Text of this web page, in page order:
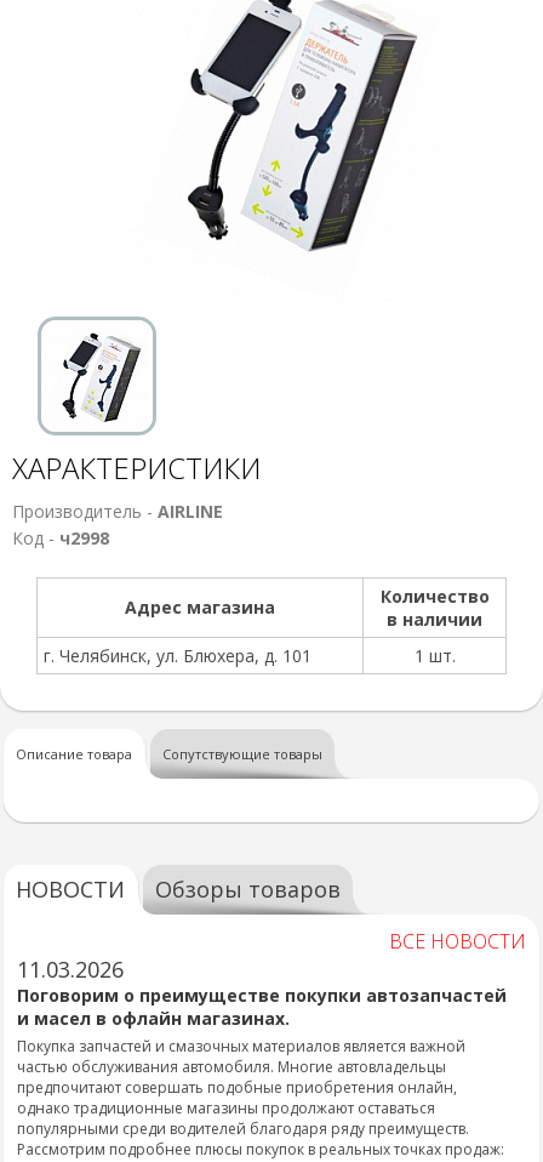
ХАРАКТЕРИСТИКИ
Производитель - AIRLINE
Код - ч2998
Адрес магазина
Количество
в наличии
г. Челябинск, ул. Блюхера, д. 101
1 шт.
Описание товара Сопутствующие товары
НОВОСТИ Обзоры товаров
ВСЕ НОВОСТИ
11.03.2026
Поговорим о преимуществе покупки автозапчастей
и масел в офлайн магазинах.
Покупка запчастей и смазочных материалов является важной
частью обслуживания автомобиля. Многие автовладельцы
предпочитают совершать подобные приобретения онлайн,
однако традиционные магазины продолжают оставаться
популярными среди водителей благодаря ряду преимуществ.
Рассмотрим подробнее плюсы покупок в реальных точках продаж: